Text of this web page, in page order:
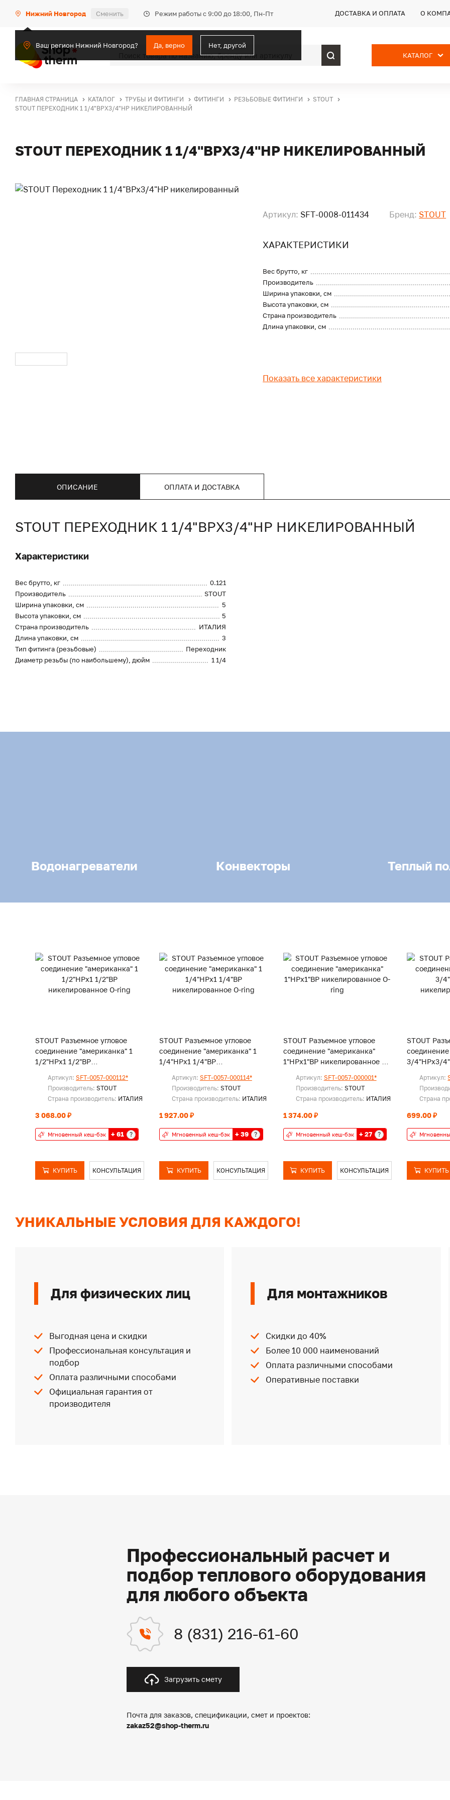
Нижний Новгород Сменить Режим работы с 9:00 до 18:00, Пн-Пт
Ваш регион Нижний Новгород? Да, верно Нет, другой
ДОСТАВКА И ОПЛАТА О
КАТАЛОГ
ГЛАВНАЯ СТРАНИЦА КАТАЛОГ ТРУБЫ И ФИТИНГИ ФИТИНГИ РЕЗЬБОВЫЕ ФИТИНГИ
STOUT
STOUT ПЕРЕХОДНИК 1 1/4"ВРX3/4"НР НИКЕЛИРОВАННЫЙ
STOUT ПЕРЕХОДНИК 1 1/4"ВРX3/4"НР НИКЕЛИРОВАННЫЙ
Артикул: SFT-0008-011434 Бренд: STOUT
ХАРАКТЕРИСТИКИ
Вес брутто, кг
Производитель
Ширина упаковки, см
Высота упаковки, см
Страна производитель
Длина упаковки, см
Показать все характеристики
ОПИСАНИЕ ОПЛАТА И ДОСТАВКА
STOUT ПЕРЕХОДНИК 1 1/4"ВРX3/4"НР НИКЕЛИРОВАННЫЙ
Характеристики
Вес брутто, кг
0.121
Производитель
STOUT
Ширина упаковки, см
5
Высота упаковки, см
5
Страна производитель
ИТАЛИЯ
Длина упаковки, см
3
Тип фитинга (резьбовые)
Переходник
Диаметр резьбы (по наибольшему), дюйм
1 1/4
Водонагреватели Конвекторы Теплый
STOUT Разъемное угловое
соединение "американка" 1
1/2"НРx1 1/2"ВР
Артикул: SFT-0057-000112*
Производитель: STOUT
Страна производитель: ИТАЛИЯ
3 068.00 ₽
Мгновенный кеш-бэк + 61 ?
КУПИТЬ КОНСУЛЬТАЦИЯ
STOUT Разъемное угловое
соединение "американка" 1
1/4"НРx1 1/4"ВР
Артикул: SFT-0057-000114*
Производитель: STOUT
Страна производитель: ИТАЛИЯ
1 927.00 ₽
Мгновенный кеш-бэк + 39 ?
КУПИТЬ КОНСУЛЬТАЦИЯ
STOUT Разъемное угловое
соединение "американка"
1"НРx1"ВР никелированное O-
Артикул: SFT-0057-000001*
Производитель: STOUT
Страна производитель: ИТАЛИЯ
1 374.00 ₽
Мгновенный кеш-бэк + 27 ?
КУПИТЬ КОНСУЛЬТАЦИЯ
STOUT
3/4"НРx3/
Артикул:
Страна
699.00 ₽
КУПИТЬ
УНИКАЛЬНЫЕ УСЛОВИЯ ДЛЯ КАЖДОГО!
Для физических лиц
Выгодная цена и скидки
Профессиональная консультация и
подбор
Оплата различными способами
Официальная гарантия от
производителя
Для монтажников
Скидки до 40%
Более 10 000 наименований
Оплата различными способами
Оперативные поставки
Профессиональный расчет и
подбор теплового оборудования
для любого объекта
8 (831) 216-61-60
Загрузить смету
Почта для заказов, спецификации, смет и проектов:
zakaz52@shop-therm.ru